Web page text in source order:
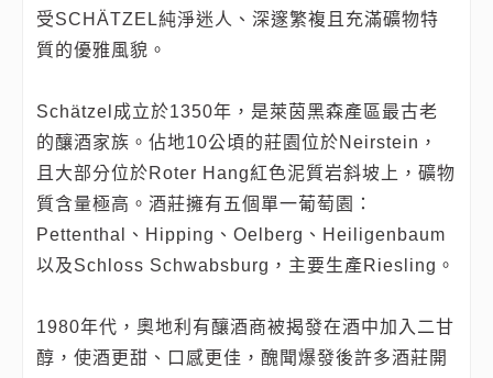
受SCHÄTZEL純淨迷人、深邃繁複且充滿礦物特
質的優雅風貌。
Schätzel成立於1350年，是萊茵黑森產區最古老
的釀酒家族。佔地10公頃的莊園位於Neirstein，
且大部分位於Roter Hang紅色泥質岩斜坡上，礦物
質含量極高。酒莊擁有五個單一葡萄園：
Pettenthal、Hipping、Oelberg、Heiligenbaum
以及Schloss Schwabsburg，主要生產Riesling。
1980年代，奧地利有釀酒商被揭發在酒中加入二甘
醇，使酒更甜、口感更佳，醜聞爆發後許多酒莊開